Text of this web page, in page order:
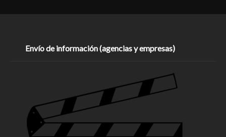
Envío de información (agencias y empresas)